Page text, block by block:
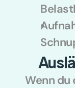
Wenn du